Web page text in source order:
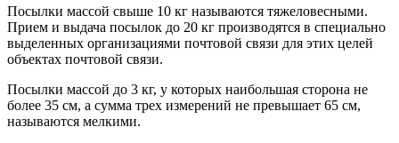
Посылки массой свыше 10 кг называются тяжеловесными.
Прием и выдача посылок до 20 кг производятся в специально
выделенных организациями почтовой связи для этих целей
объектах почтовой связи.
Посылки массой до 3 кг, у которых наибольшая сторона не
более 35 см, а сумма трех измерений не превышает 65 см,
называются мелкими.